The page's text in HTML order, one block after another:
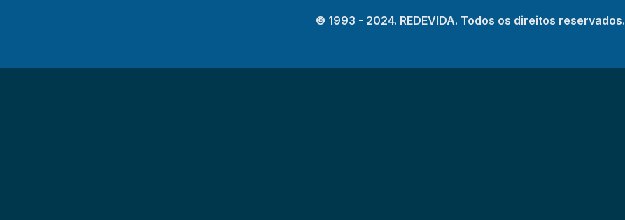
© 1993 - 2024. REDEVIDA. Todos os direitos reservados.